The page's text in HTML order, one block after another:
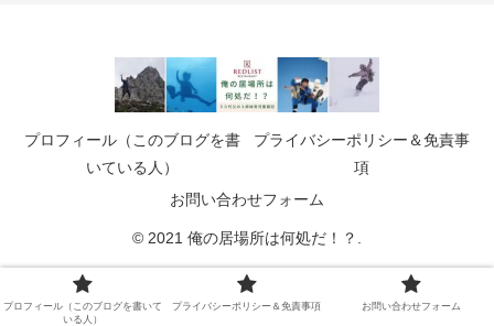
プロフィール（このブログを書
いている人）
プライバシーポリシー＆免責事
項
お問い合わせフォーム
© 2021 俺の居場所は何処だ！？.
プロフィール（このブログを書いて
いる人）
プライバシーポリシー＆免責事項 お問い合わせフォーム